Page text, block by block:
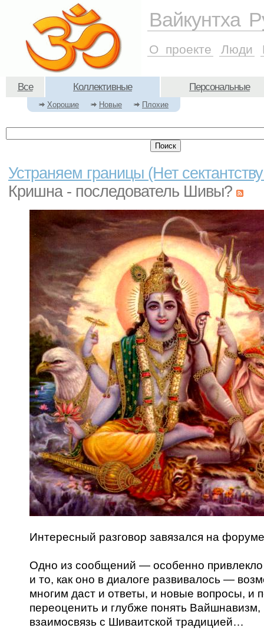
Все Коллективные Персональные
Хорошие Новые Плохие
Устраняем границы (Нет
Кришна - последователь Шивы?
Интересный разговор завязался на
Одно из сообщений — особенно
и то, как оно в диалоге развивалось —
многим даст и ответы, и новые вопросы, и
переоценить и глубже понять Вайшнавизм,
взаимосвязь с Шиваитской традицией…
Вайкунтха
О проекте Люди